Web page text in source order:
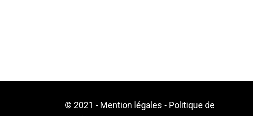
© 2021 - Mention légales - Politique de